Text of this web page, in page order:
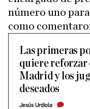
número uno
como
Las primeras
quiere reforzar
Madrid y los
deseados
Jesús Urdiola